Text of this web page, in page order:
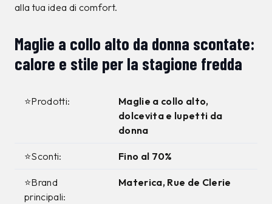
alla tua idea di comfort.
Maglie a collo alto da donna scontate:
calore e stile per la stagione fredda
⭐Prodotti:
Maglie a collo alto,
dolcevita e lupetti da
donna
⭐Sconti: Fino al 70%
⭐Brand
principali:
Materica, Rue de Clerie